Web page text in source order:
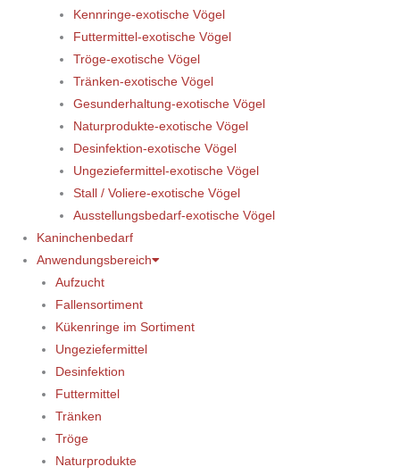
Kennringe-exotische Vögel
Futtermittel-exotische Vögel
Tröge-exotische Vögel
Tränken-exotische Vögel
Gesunderhaltung-exotische Vögel
Naturprodukte-exotische Vögel
Desinfektion-exotische Vögel
Ungeziefermittel-exotische Vögel
Stall / Voliere-exotische Vögel
Ausstellungsbedarf-exotische Vögel
Kaninchenbedarf
Anwendungsbereich
Aufzucht
Fallensortiment
Kükenringe im Sortiment
Ungeziefermittel
Desinfektion
Futtermittel
Tränken
Tröge
Naturprodukte